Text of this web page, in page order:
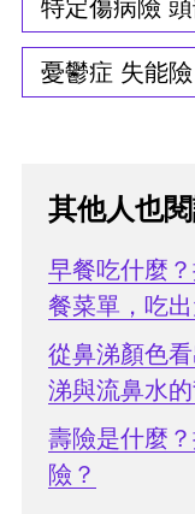
特定傷病險
憂鬱症 失能險
其他人也
早餐吃什麼
餐菜單，吃
從鼻涕顏色
涕與流鼻水
壽險是什麼
險？